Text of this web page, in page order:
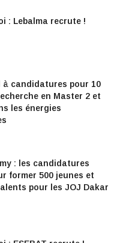
: Lebalma recrute !
à candidatures pour 10
en Master 2 et
les énergies
: les candidatures
former 500 jeunes et
pour les JOJ Dakar